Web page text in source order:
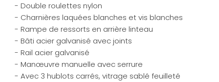
- Double roulettes nylon
- Charnières laquées blanches et vis blanches
- Rampe de ressorts en arrière linteau
- Bâti acier galvanisé avec joints
- Rail acier galvanisé
- Manœuvre manuelle avec serrure
- Avec 3 hublots carrés, vitrage sablé feuilleté